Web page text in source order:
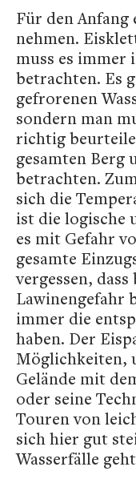
Für den Anfang
nehmen.
muss es immer
betrachten. Es
gefrorenen
sondern man
richtig
gesamten Berg
betrachten.
sich die
ist die logische
es mit Gefahr
gesamte
vergessen,
Lawinengefahr
immer die
haben. Der
Möglichkeiten,
Gelände mit
oder seine
Touren von
sich hier gut
Wasserfälle